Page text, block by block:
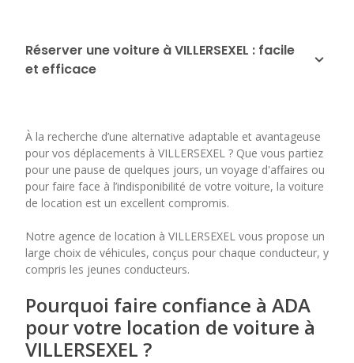
31
1
2 3 4
7 8 9 10 11
21 22 23 24 25
Réserver une voiture à VILLERSEXEL : facile
et efficace
À la recherche d’une alternative adaptable et avantageuse
pour vos déplacements à VILLERSEXEL ? Que vous partiez
pour une pause de quelques jours, un voyage d'affaires ou
pour faire face à l’indisponibilité de votre voiture, la voiture
de location est un excellent compromis.
Notre agence de location à VILLERSEXEL vous propose un
large choix de véhicules, conçus pour chaque conducteur, y
compris les jeunes conducteurs.
Pourquoi faire confiance à ADA
pour votre location de voiture à
VILLERSEXEL ?